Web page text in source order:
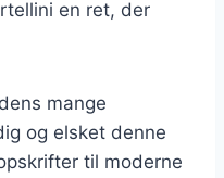
en ret, der
mange
og elsket denne
til moderne